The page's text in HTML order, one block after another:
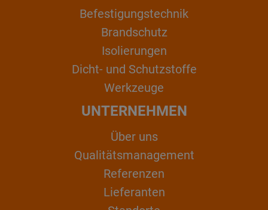
Befestigungstechnik
Brandschutz
Isolierungen
Dicht- und Schutzstoffe
Werkzeuge
UNTERNEHMEN
Über uns
Qualitätsmanagement
Referenzen
Lieferanten